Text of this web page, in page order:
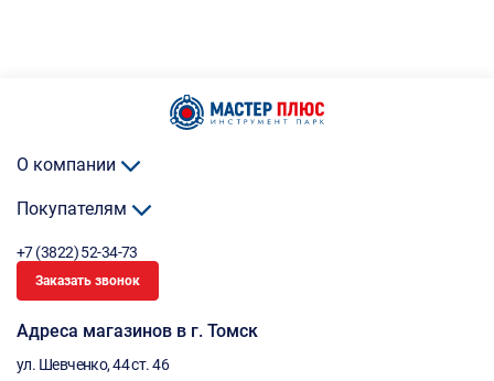
О компании
Покупателям
+7 (3822) 52-34-73
Заказать звонок
Адреса магазинов в г. Томск
ул. Шевченко, 44 ст. 46